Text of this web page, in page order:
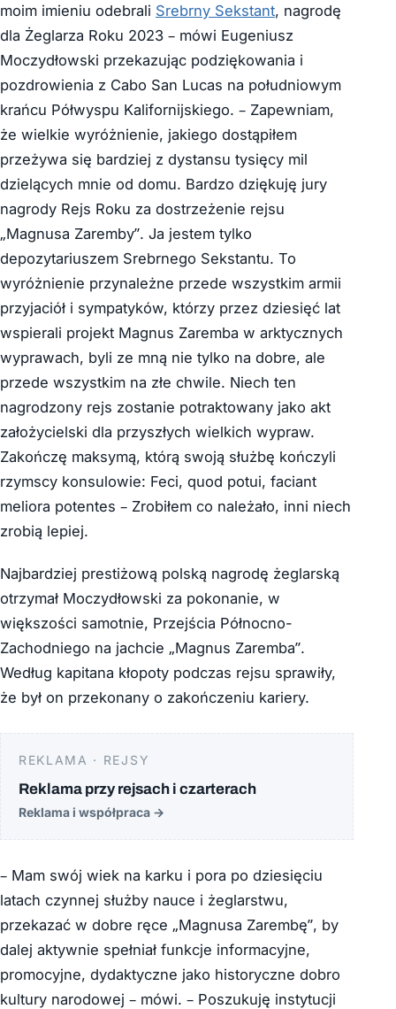
moim imieniu odebrali Srebrny Sekstant, nagrodę
dla Żeglarza Roku 2023 – mówi Eugeniusz
Moczydłowski przekazując podziękowania i
pozdrowienia z Cabo San Lucas na południowym
krańcu Półwyspu Kalifornijskiego. – Zapewniam,
że wielkie wyróżnienie, jakiego dostąpiłem
przeżywa się bardziej z dystansu tysięcy mil
dzielących mnie od domu. Bardzo dziękuję jury
nagrody Rejs Roku za dostrzeżenie rejsu
„Magnusa Zaremby”. Ja jestem tylko
depozytariuszem Srebrnego Sekstantu. To
wyróżnienie przynależne przede wszystkim armii
przyjaciół i sympatyków, którzy przez dziesięć lat
wspierali projekt Magnus Zaremba w arktycznych
wyprawach, byli ze mną nie tylko na dobre, ale
przede wszystkim na złe chwile. Niech ten
nagrodzony rejs zostanie potraktowany jako akt
założycielski dla przyszłych wielkich wypraw.
Zakończę maksymą, którą swoją służbę kończyli
rzymscy konsulowie: Feci, quod potui, faciant
meliora potentes – Zrobiłem co należało, inni niech
zrobią lepiej.
Najbardziej prestiżową polską nagrodę żeglarską
otrzymał Moczydłowski za pokonanie, w
większości samotnie, Przejścia Północno-
Zachodniego na jachcie „Magnus Zaremba”.
Według kapitana kłopoty podczas rejsu sprawiły,
że był on przekonany o zakończeniu kariery.
REKLAMA · REJSY
Reklama przy rejsach i czarterach
Reklama i współpraca →
– Mam swój wiek na karku i pora po dziesięciu
latach czynnej służby nauce i żeglarstwu,
przekazać w dobre ręce „Magnusa Zarembę”, by
dalej aktywnie spełniał funkcje informacyjne,
promocyjne, dydaktyczne jako historyczne dobro
kultury narodowej – mówi. – Poszukuję instytucji